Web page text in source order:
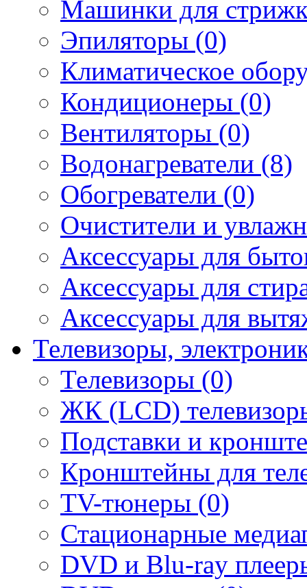
Машинки для
Эпиляторы (0)
Климатическое
Кондиционеры (0)
Вентиляторы (0)
Водонагреватели (8)
Обогреватели (0)
Очистители и
Аксессуары для
Аксессуары для
Аксессуары для
Телевизоры,
Телевизоры (0)
ЖК (LCD)
Подставки и
Кронштейны для
TV-тюнеры (0)
Стационарные
DVD и Blu-ray